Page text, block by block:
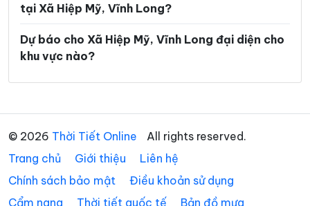
Xã Long Hồ Xã Long Hòa
Xã Long Hữu Xã Long Thành
Xã Lưu Nghiệp Anh Xã Mỏ Cày
Xã Mỹ Chánh Hòa Xã Mỹ Long
Xã Mỹ Thuận Xã Ngãi Tứ
tại Xã Hiệp Mỹ, Vĩnh Long?
Dự báo cho Xã Hiệp Mỹ, Vĩnh Long đại diện cho
khu vực nào?
© 2026 Thời Tiết Online
All rights reserved.
Trang chủ
Giới thiệu
Liên hệ
Chính sách bảo mật
Điều khoản sử dụng
Cẩm nang
Thời tiết quốc tế Bản đồ mưa